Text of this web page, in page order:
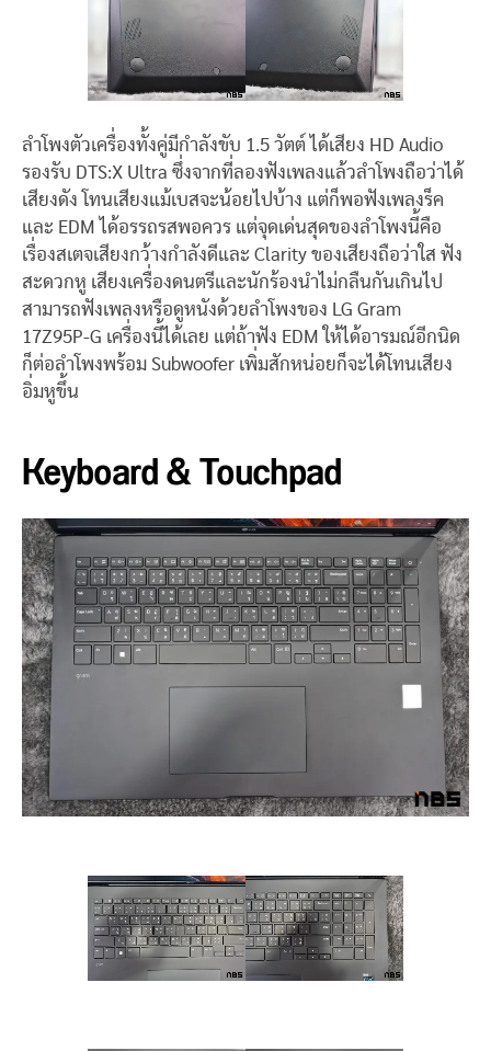
ลำโพงตัวเครื่องทั้งคู่มีกำลังขับ 1.5 วัตต์ ได้เสียง HD Audio
รองรับ DTS:X Ultra ซึ่งจากที่ลองฟังเพลงแล้วลำโพงถือว่าได้
เสียงดัง โทนเสียงแม้เบสจะน้อยไปบ้าง แต่ก็พอฟังเพลงร็ค
และ EDM ได้อรรถรสพอควร แต่จุดเด่นสุดของลำโพงนี้คือ
เรื่องสเตจเสียงกว้างกำลังดีและ Clarity ของเสียงถือว่าใส ฟัง
สะดวกหู เสียงเครื่องดนตรีและนักร้องนำไม่กลืนกันเกินไป
สามารถฟังเพลงหรือดูหนังด้วยลำโพงของ LG Gram
17Z95P-G เครื่องนี้ได้เลย แต่ถ้าฟัง EDM ให้ได้อารมณ์อีกนิด
ก็ต่อลำโพงพร้อม Subwoofer เพิ่มสักหน่อยก็จะได้โทนเสียง
อิ่มหูขึ้น
Keyboard & Touchpad